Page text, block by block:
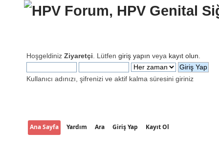
Hoşgeldiniz Ziyaretçi . Lütfen giriş yapın veya kayıt olun
Kullanıcı adınızı, şifrenizi ve aktif kalma süresini giriniz
Ana Sayfa Yardım Ara Giriş Yap Kayıt Ol